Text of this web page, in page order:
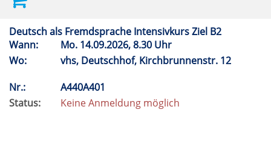
Deutsch als Fremdsprache Intensivkurs Ziel B2
Wann:
Mo. 14.09.2026, 8.30 Uhr
Wo:
vhs, Deutschhof, Kirchbrunnenstr. 12
Nr.:
A440A401
Status:
Keine Anmeldung möglich